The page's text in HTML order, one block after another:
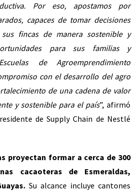
Por eso, apostamos por
capaces de tomar decisiones
fincas de manera sostenible y
para sus familias y
de Agroemprendimiento
con el desarrollo del agro
de una cadena de valor
y sostenible para el país”, afirmó
de Supply Chain de Nestlé
proyectan formar a cerca de 300
cacaoteras de Esmeraldas,
Su alcance incluye cantones